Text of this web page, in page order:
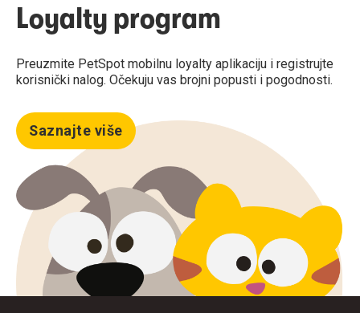
Loyalty program
Preuzmite PetSpot mobilnu loyalty aplikaciju i registrujte
korisnički nalog. Očekuju vas brojni popusti i pogodnosti.
Saznajte više